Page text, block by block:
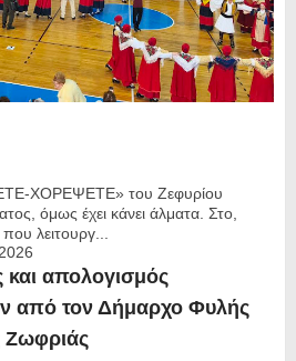
ΧΟΡΕΨΕΤΕ» του Ζεφυρίου
όμως έχει κάνει άλματα. Στο,
λειτουργ...
και απολογισμός
από τον Δήμαρχο Φυλής
Ζωφριάς